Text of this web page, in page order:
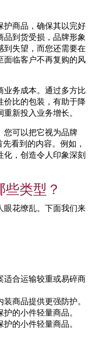
护商品，确保其以完好
品到货受损，品牌形象
到失望，而您还需要在
面临客户不再复购的风
业务成本。通过多方比
价比的包装，有助于降
新投入业务增长。
您可以把它视为品牌
看到的内容。例如，
化，创造令人印象深刻
类型？
眼花缭乱。下面我们来
适合运输较重或易碎商
商品提供更强防护。
的小件轻量商品。
的小件轻量商品。